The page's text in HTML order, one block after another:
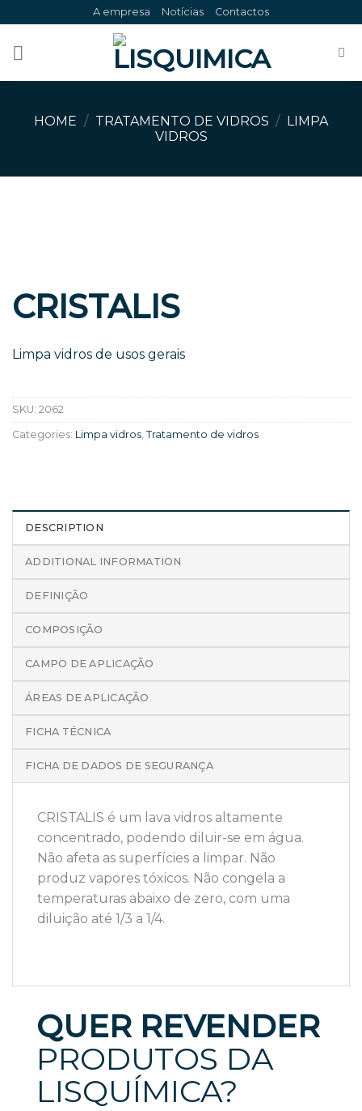
to
content
A empresa Notícias Contactos
HOME / TRATAMENTO DE VIDROS / LIMPA
VIDROS
CRISTALIS
Limpa vidros de usos gerais
SKU: 2062
Categories: Limpa vidros, Tratamento de vidros
DESCRIPTION
ADDITIONAL INFORMATION
DEFINIÇÃO
COMPOSIÇÃO
CAMPO DE APLICAÇÃO
ÁREAS DE APLICAÇÃO
FICHA TÉCNICA
FICHA DE DADOS DE SEGURANÇA
CRISTALIS é um lava vidros altamente
concentrado, podendo diluir-se em água.
Não afeta as superfícies a limpar. Não
produz vapores tóxicos. Não congela a
temperaturas abaixo de zero, com uma
diluição até 1/3 a 1/4.
QUER REVENDER
PRODUTOS DA
LISQUÍMICA?